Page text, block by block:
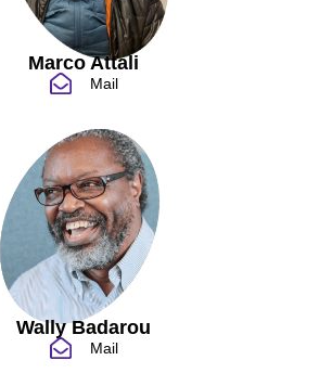
Marco Attali
Mail
Wally Badarou
Mail